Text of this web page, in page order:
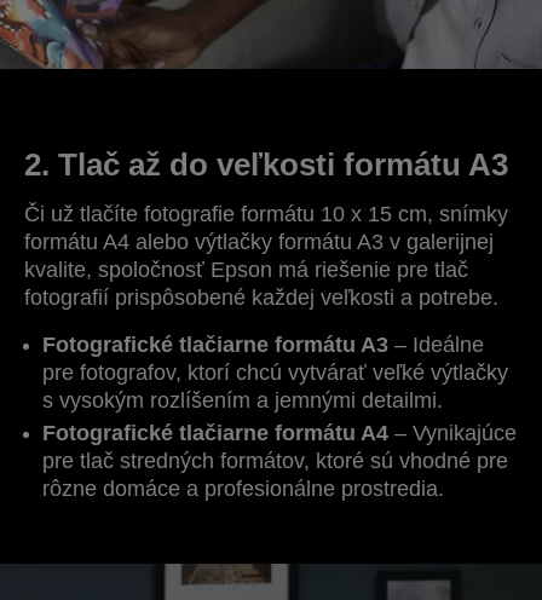
2. Tlač až do veľkosti formátu A3
Či už tlačíte fotografie formátu 10 x 15 cm, snímky
formátu A4 alebo výtlačky formátu A3 v galerijnej
kvalite, spoločnosť Epson má riešenie pre tlač
fotografií prispôsobené každej veľkosti a potrebe.
Fotografické tlačiarne formátu A3 – Ideálne
pre fotografov, ktorí chcú vytvárať veľké výtlačky
s vysokým rozlíšením a jemnými detailmi.
Fotografické tlačiarne formátu A4 – Vynikajúce
pre tlač stredných formátov, ktoré sú vhodné pre
rôzne domáce a profesionálne prostredia.